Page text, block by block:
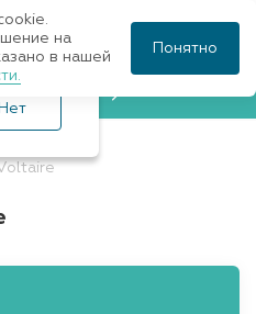
к врачу
Нет
на
в нашей
Понятно